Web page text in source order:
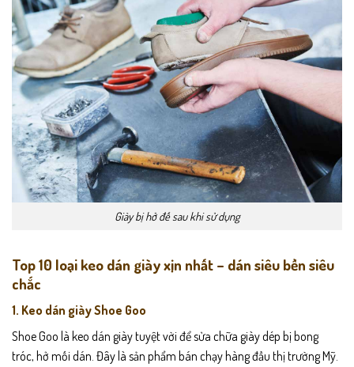
Giày bị hở đế sau khi sử dụng
Top 10 loại keo dán giày xịn nhất – dán siêu bền siêu
chắc
1. Keo dán giày Shoe Goo
Shoe Goo là keo dán giày tuyệt vời để sửa chữa giày dép bị bong
tróc, hở mối dán. Đây là sản phẩm bán chạy hàng đầu thị trường Mỹ.